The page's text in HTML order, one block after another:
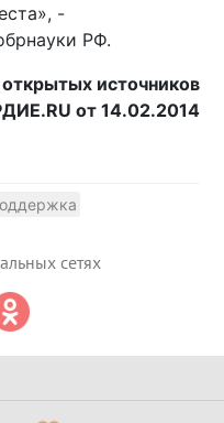
-
РФ.
источников
от 14.02.2014
сетях